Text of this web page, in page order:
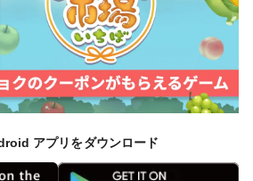
アプリをダウンロード